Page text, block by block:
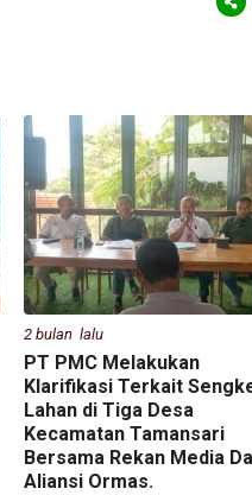
2 bulan lalu
PT PMC Melakukan
Klarifikasi Terkait
Lahan di Tiga Desa
Kecamatan Tamansari
Bersama Rekan Media
Aliansi Ormas.